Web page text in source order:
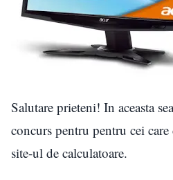
Salutare prieteni! In aceasta
concurs pentru pentru cei
site-ul de calculatoare.